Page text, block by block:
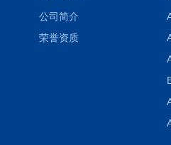
公司简介
荣誉资质